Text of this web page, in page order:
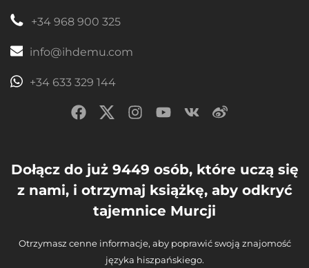
+34 968 900 325
info@ihdemu.com
+34 633 329 144
Dołącz do już 9449 osób, które uczą się
z nami, i otrzymaj książkę, aby odkryć
tajemnice Murcji
Otrzymasz cenne informacje, aby poprawić swoją znajomość
języka hiszpańskiego.